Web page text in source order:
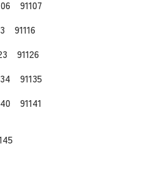
91107
91116
91126
91135
91141